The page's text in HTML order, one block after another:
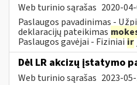
Web turinio sąrašas 2020-
Paslaugos pavadinimas -
deklaracijų pateikimas
Paslaugos gavėjai - Fiziniaiir
Dėl LR akcizų įstatymo
Web turinio sąrašas 2023-